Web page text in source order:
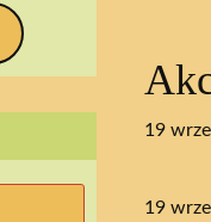
19
19